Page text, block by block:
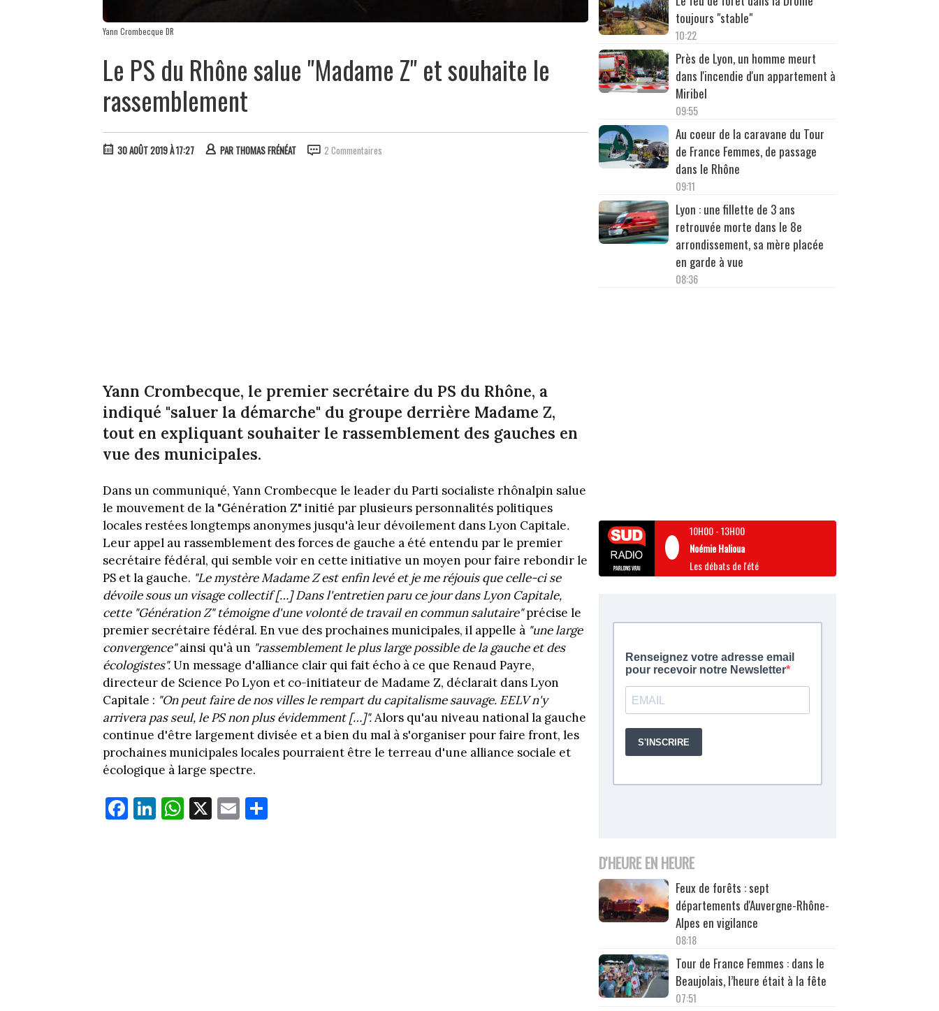
Yann Crombecque DR
Le PS du Rhône salue "Madame Z" et souhaite le
rassemblement
30 AOÛT 2019 À 17:27 PAR THOMAS FRÉNÉAT 2 Commentaires
Yann Crombecque, le premier secrétaire du PS du Rhône, a
indiqué "saluer la démarche" du groupe derrière Madame Z,
tout en expliquant souhaiter le rassemblement des gauches en
vue des municipales.
Dans un communiqué, Yann Crombecque le leader du Parti socialiste rhônalpin salue
le mouvement de la "Génération Z" initié par plusieurs personnalités politiques
locales restées longtemps anonymes jusqu'à leur dévoilement dans Lyon Capitale.
Leur appel au rassemblement des forces de gauche a été entendu par le premier
secrétaire fédéral, qui semble voir en cette initiative un moyen pour faire rebondir le
PS et la gauche. "Le mystère Madame Z est enfin levé et je me réjouis que celle-ci se
dévoile sous un visage collectif […] Dans l'entretien paru ce jour dans Lyon Capitale,
cette "Génération Z" témoigne d'une volonté de travail en commun salutaire"précise le
premier secrétaire fédéral. En vue des prochaines municipales, il appelle à "une large
convergence"ainsi qu'à un "rassemblement le plus large possible de la gauche et des
écologistes".Un message d'alliance clair qui fait écho à ce que Renaud Payre,
directeur de Science Po Lyon et co-initiateur de Madame Z, déclarait dans Lyon
Capitale : "On peut faire de nos villes le rempart du capitalisme sauvage. EELV n'y
arrivera pas seul, le PS non plus évidemment […]".Alors qu'au niveau national la gauche
continue d'être largement divisée et a bien du mal à s'organiser pour faire front, les
prochaines municipales locales pourraient être le terreau d'une alliance sociale et
écologique à large spectre.
Fa
ce
Li
nk
W
ha
X E
m
toujours "stable"
10:22
Près de Lyon, un homme meurt
dans l'incendie d'un appartement à
Miribel
09:55
Au coeur de la caravane du Tour
de France Femmes, de passage
dans le Rhône
09:11
Lyon : une fillette de 3 ans
retrouvée morte dans le 8e
arrondissement, sa mère placée
en garde à vue
08:36
10H00-13H00
Noémie Halioua
Les débats de l'été
D'HEURE EN HEURE
Feux de forêts : sept
départements d'Auvergne-Rhône-
Alpes en vigilance
08:18
Tour de France Femmes : dans le
Beaujolais, l’heure était à la fête
07:51